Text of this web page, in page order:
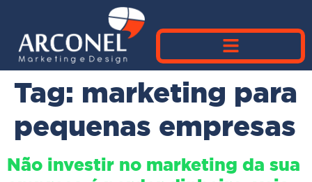
Tag: marketing para
pequenas empresas
Não investir no marketing da sua